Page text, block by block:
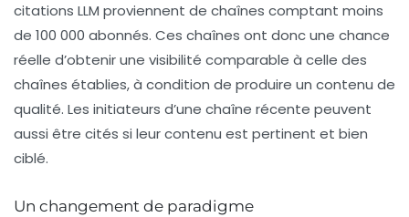
citations LLM proviennent de chaînes comptant moins
de 100 000 abonnés. Ces chaînes ont donc une chance
réelle d’obtenir une visibilité comparable à celle des
chaînes établies, à condition de produire un contenu de
qualité. Les initiateurs d’une chaîne récente peuvent
aussi être cités si leur contenu est pertinent et bien
ciblé.
Un changement de paradigme